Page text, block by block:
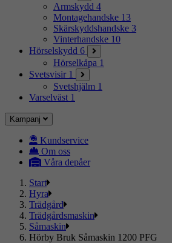
Armskydd 4
Montagehandske 13
Skärskyddshandske 3
Vinterhandske 10
Hörselskydd 6
Hörselkåpa 1
Svetsvisir 1
Svetshjälm 1
Varselväst 1
Kampanj
Kundservice
Om oss
Våra depåer
Start
Hyra
Trädgård
Trädgårdsmaskin
Såmaskin
Hörby Bruk Såmaskin 1200 PFG